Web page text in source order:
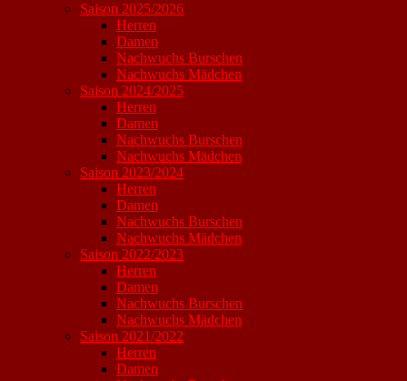
Saison 2025/2026
Herren
Damen
Nachwuchs Burschen
Nachwuchs Mädchen
Saison 2024/2025
Herren
Damen
Nachwuchs Burschen
Nachwuchs Mädchen
Saison 2023/2024
Herren
Damen
Nachwuchs Burschen
Nachwuchs Mädchen
Saison 2022/2023
Herren
Damen
Nachwuchs Burschen
Nachwuchs Mädchen
Saison 2021/2022
Herren
Damen